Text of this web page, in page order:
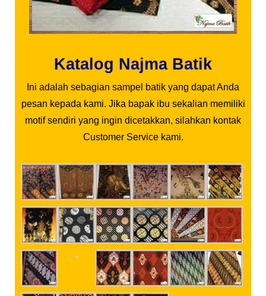
Katalog Najma Batik
Ini adalah sebagian sampel batik yang dapat Anda
pesan kepada kami. Jika bapak ibu sekalian memiliki
motif sendiri yang ingin dicetakkan, silahkan kontak
Customer Service kami.